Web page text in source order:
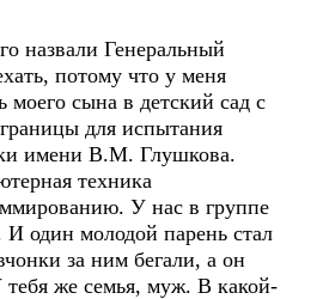
назвали Генеральный
потому что у меня
моего сына в детский сад с
для испытания
имени В.М. Глушкова.
техника
У нас в группе
И один молодой парень стал
за ним бегали, а он
тебя же семья, муж. В какой-